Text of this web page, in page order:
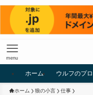
menu
ホーム ウルフのプ
ホーム 狼の小言 仕事